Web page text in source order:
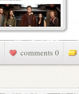
0 comments